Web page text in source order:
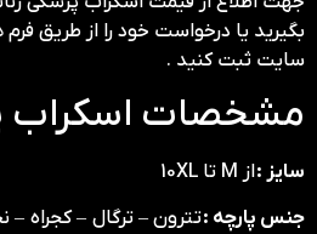
بگیرید یا درخواست خود را از طریق
سایت ثبت کنید .
مشخصات اسکراب
سایز :از M تا 10XL
جنس پارچه :تترون – ترگال – کجراه –